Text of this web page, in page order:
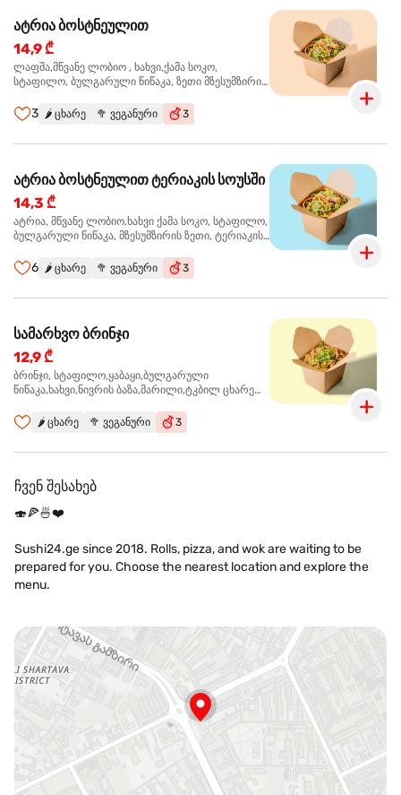
ატრია ბოსტნეულით
14,9 ₾
ლაფშა,მწვანე ლობიო , ხახვი,ქამა სოკო,
სტაფილო, ბულგარული წიწაკა, ზეთი მზესუმზირის,
3 🌶️ ცხარე 🥦 ვეგანური 3
ატრია ბოსტნეულით ტერიაკის სოუსში
14,3 ₾
ატრია, მწვანე ლობიო,ხახვი ქამა სოკო, სტაფილო,
ბულგარული წიწაკა, მზესუმზირის ზეთი, ტერიაკის
6 🌶️ ცხარე 🥦 ვეგანური 3
სამარხვო ბრინჯი
12,9 ₾
ბრინჯი, სტაფილო,ყაბაყი,ბულგარული
წიწაკა,ხახვი,ნივრის ბაზა,მარილი,ტკბილ ცხარე
ნაზავი,მზესუმზირის ზეთი ,ბარდა
🌶️ ცხარე 🥦 ვეგანური 3
ჩვენ შესახებ
🍣🍕🍜❤️
Sushi24.ge since 2018. Rolls, pizza, and wok are waiting to be
prepared for you. Choose the nearest location and explore the
menu.